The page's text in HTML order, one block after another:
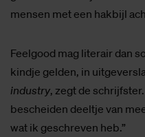
mensen met een hakbijl
Feelgood mag literair dan
kindje gelden, in
industry, zegt de
bescheiden deeltje van
wat ik geschreven heb.”